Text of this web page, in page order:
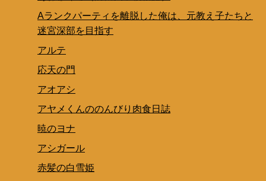
Aランクパーティを離脱した俺は、元教え子たちと
迷宮深部を目指す
アルテ
応天の門
アオアシ
アヤメくんののんびり肉食日誌
暁のヨナ
アシガール
赤髪の白雪姫